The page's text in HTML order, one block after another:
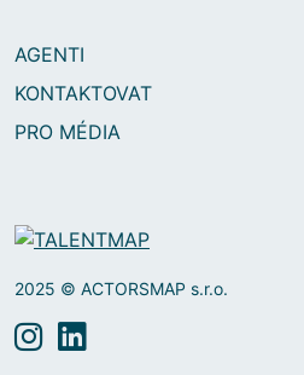
AGENTI
KONTAKTOVAT
PRO MÉDIA
2025 © ACTORSMAP s.r.o.